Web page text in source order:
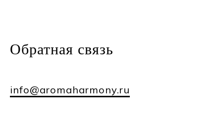
Обратная связь
info@aromaharmony.ru